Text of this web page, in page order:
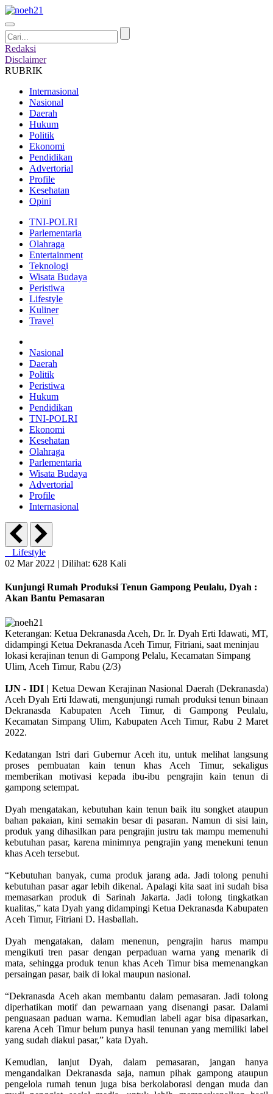
Redaksi
Disclaimer
RUBRIK
Internasional
Nasional
Daerah
Hukum
Politik
Ekonomi
Pendidikan
Advertorial
Profile
Kesehatan
Opini
TNI-POLRI
Parlementaria
Olahraga
Entertainment
Teknologi
Wisata Budaya
Peristiwa
Lifestyle
Kuliner
Travel
Nasional
Daerah
Politik
Peristiwa
Hukum
Pendidikan
TNI-POLRI
Ekonomi
Kesehatan
Olahraga
Parlementaria
Wisata Budaya
Advertorial
Profile
Internasional
Lifestyle
02 Mar 2022 | Dilihat: 628 Kali
Kunjungi Rumah Produksi Tenun Gampong Peulalu, Dyah :
Akan Bantu Pemasaran
Keterangan: Ketua Dekranasda Aceh, Dr. Ir. Dyah Erti Idawati, MT,
didampingi Ketua Dekranasda Aceh Timur, Fitriani, saat meninjau
lokasi kerajinan tenun di Gampong Pelalu, Kecamatan Simpang
Ulim, Aceh Timur, Rabu (2/3)
IJN - IDI | Ketua Dewan Kerajinan Nasional Daerah (Dekranasda)
Aceh Dyah Erti Idawati, mengunjungi rumah produksi tenun binaan
Dekranasda Kabupaten Aceh Timur, di Gampong Peulalu,
Kecamatan Simpang Ulim, Kabupaten Aceh Timur, Rabu 2 Maret
2022.
Kedatangan Istri dari Gubernur Aceh itu, untuk melihat langsung
proses pembuatan kain tenun khas Aceh Timur, sekaligus
memberikan motivasi kepada ibu-ibu pengrajin kain tenun di
gampong setempat.
Dyah mengatakan, kebutuhan kain tenun baik itu songket ataupun
bahan pakaian, kini semakin besar di pasaran. Namun di sisi lain,
produk yang dihasilkan para pengrajin justru tak mampu memenuhi
kebutuhan pasar, karena minimnya pengrajin yang menekuni tenun
khas Aceh tersebut.
“Kebutuhan banyak, cuma produk jarang ada. Jadi tolong penuhi
kebutuhan pasar agar lebih dikenal. Apalagi kita saat ini sudah bisa
memasarkan produk di Sarinah Jakarta. Jadi tolong tingkatkan
kualitas,” kata Dyah yang didampingi Ketua Dekranasda Kabupaten
Aceh Timur, Fitriani D. Hasballah.
Dyah mengatakan, dalam menenun, pengrajin harus mampu
mengikuti tren pasar dengan perpaduan warna yang menarik di
mata, sehingga produk tenun khas Aceh Timur bisa memenangkan
persaingan pasar, baik di lokal maupun nasional.
“Dekranasda Aceh akan membantu dalam pemasaran. Jadi tolong
diperhatikan motif dan pewarnaan yang disenangi pasar. Dalami
penguasaan paduan warna. Kemudian labeli agar bisa dipasarkan,
karena Aceh Timur belum punya hasil tenunan yang memiliki label
yang sudah diakui pasar,” kata Dyah.
Kemudian, lanjut Dyah, dalam pemasaran, jangan hanya
mengandalkan Dekranasda saja, namun pihak gampong ataupun
pengelola rumah tenun juga bisa berkolaborasi dengan muda dan